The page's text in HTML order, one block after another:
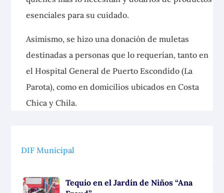
esenciales para su cuidado.
Asimismo, se hizo una donación de muletas
destinadas a personas que lo requerían, tanto en
el Hospital General de Puerto Escondido (La
Parota), como en domicilios ubicados en Costa
Chica y Chila.
DIF Municipal
Tequio en el Jardín de Niños “Ana